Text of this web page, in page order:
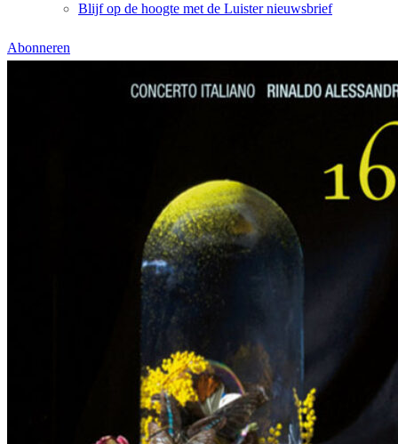
Blijf op de hoogte met de Luister nieuwsbrief
Abonneren